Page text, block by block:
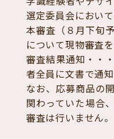
選定委員会において
本審査（８月下旬
について現物審査を
審査結果通知・・
者全員に文書で通知
なお、応募商品の
関わっていた場合
審査は行いません。